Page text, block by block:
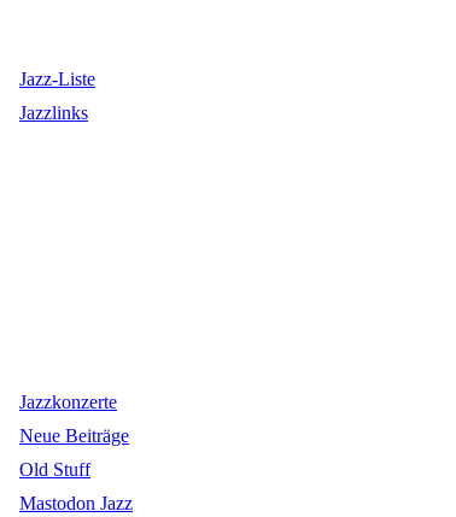
Jazz-Liste
Jazzlinks
Jazzkonzerte
Neue Beiträge
Old Stuff
Mastodon Jazz